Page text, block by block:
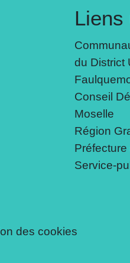
Liens
du District
Conseil
Moselle
Région
Service-
des cookies